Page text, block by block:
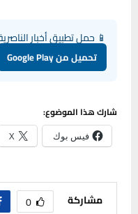
📱 حمل تطبيق أخبار
تحميل من Google Play
شارك هذا الموضوع:
فيس بوك X
مشاركة 0